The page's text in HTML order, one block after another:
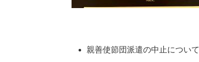
親善使節団派遣の中止について